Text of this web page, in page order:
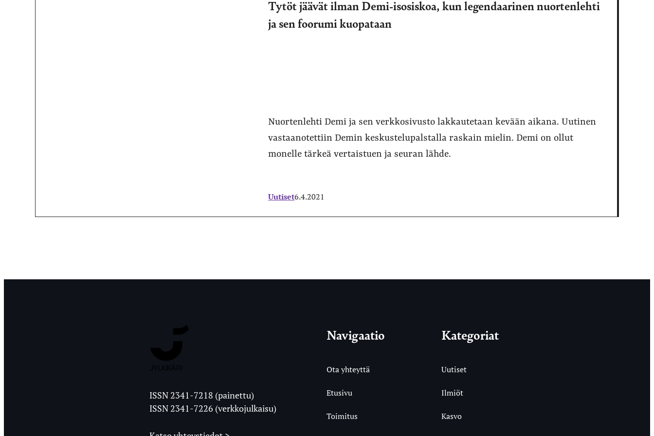
Tytöt jäävät ilman Demi-isosiskoa, kun legendaarinen nuortenlehti
ja sen foorumi kuopataan
Nuortenlehti Demi ja sen verkkosivusto lakkautetaan kevään aikana. Uutinen
vastaanotettiin Demin keskustelupalstalla raskain mielin. Demi on ollut
monelle tärkeä vertaistuen ja seuran lähde.
Uutiset6.4.2021
Ylioppilaslehti
ISSN 2341-7218 (painettu)
ISSN 2341-7226 (verkkojulkaisu)
Navigaatio
Ota yhteyttä
Etusivu
Toimitus
Kategoriat
Uutiset
Ilmiöt
Kasvo